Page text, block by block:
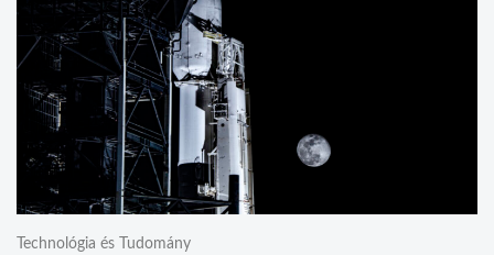
Technológia és Tudomány